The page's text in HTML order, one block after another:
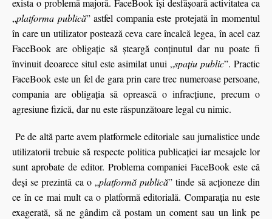
exista o problemă majoră. FaceBook îşi desfăşoară activitatea ca
„platforma publică” astfel compania este protejată în momentul
în care un utilizator postează ceva care încalcă legea, în acel caz
FaceBook are obligaţie să şteargă conţinutul dar nu poate fi
învinuit deoarece situl este asimilat unui „spaţiu public”. Practic
FaceBook este un fel de gara prin care trec numeroase persoane,
compania are obligaţia să oprească o infracţiune, precum o
agresiune fizică, dar nu este răspunzătoare legal cu nimic.
Pe de altă parte avem platformele editoriale sau jurnalistice unde
utilizatorii trebuie să respecte politica publicaţiei iar mesajele lor
sunt aprobate de editor. Problema companiei FaceBook este că
deşi se prezintă ca o „platformă publică” tinde să acţioneze din
ce în ce mai mult ca o platformă editorială. Comparaţia nu este
exagerată, să ne gândim că postam un coment sau un link pe